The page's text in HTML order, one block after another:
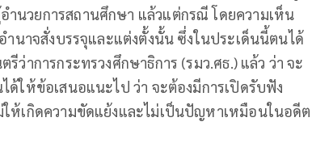
นวยการสถานศึกษา แล้วแต่กรณี โดยความเห็น
นาจสั่งบรรจุและแต่งตั้งนั้น ซึ่งในประเด็นนี้ตนได้
ว่าการกระทรวงศึกษาธิการ (รมว.ศธ.) แล้ว ว่า จะ
ด้ให้ข้อเสนอแนะไป ว่า จะต้องมีการเปิดรับฟัง
ให้เกิดความขัดแย้งและไม่เป็นปัญหาเหมือนในอดีต